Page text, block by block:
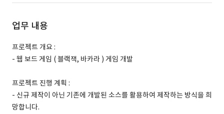
업무 내용
프로젝트 개요 :
- 웹 보드 게임 ( 블랙잭, 바카라 ) 게임 개발
프로젝트 진행 계획 :
- 신규 제작이 아닌 기존에 개발된 소스를 활용하여 제작하는 방식을 희
망합니다.